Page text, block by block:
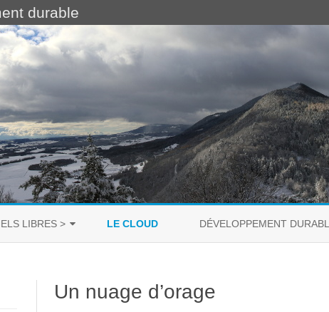
durable
LIBRES > LE CLOUD DÉVELOPPEMENT
Un nuage d’orage